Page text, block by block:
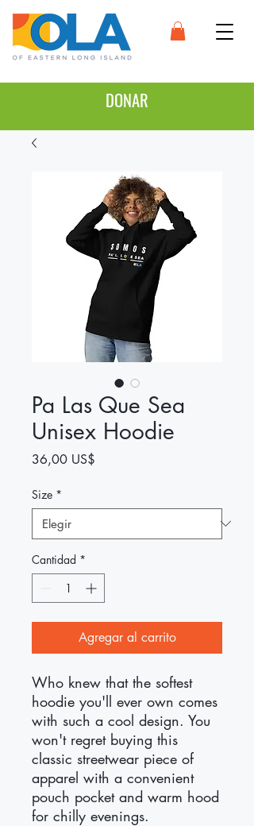
DONAR
Pa Las Que Sea
Unisex Hoodie
36,00 US$
Size *
Cantidad *
Agregar al carrito
Who knew that the softest
hoodie you'll ever own comes
with such a cool design. You
won't regret buying this
classic streetwear piece of
apparel with a convenient
pouch pocket and warm hood
for chilly evenings.